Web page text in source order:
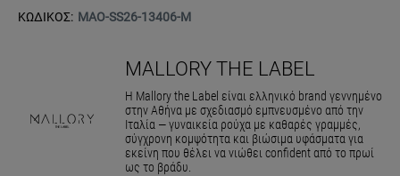
ΚΩΔΙΚΟΣ: MAO-SS26-13406-M
MALLORY THE LABEL
Η Mallory the Label είναι ελληνικό brand γεννημένο
στην Αθήνα με σχεδιασμό εμπνευσμένο από την
Ιταλία — γυναικεία ρούχα με καθαρές γραμμές,
σύγχρονη κομψότητα και βιώσιμα υφάσματα για
εκείνη που θέλει να νιώθει confident από το πρωί
ως το βράδυ.